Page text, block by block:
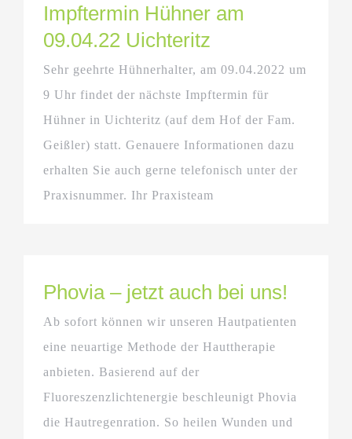
Impftermin Hühner am
09.04.22 Uichteritz
Sehr geehrte Hühnerhalter, am 09.04.2022 um
9 Uhr findet der nächste Impftermin für
Hühner in Uichteritz (auf dem Hof der Fam.
Geißler) statt. Genauere Informationen dazu
erhalten Sie auch gerne telefonisch unter der
Praxisnummer. Ihr Praxisteam
Phovia – jetzt auch bei uns!
Ab sofort können wir unseren Hautpatienten
eine neuartige Methode der Hauttherapie
anbieten. Basierend auf der
Fluoreszenzlichtenergie beschleunigt Phovia
die Hautregenration. So heilen Wunden und